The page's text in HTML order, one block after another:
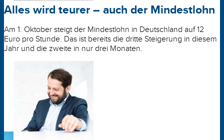
Alles wird teurer – auch der Mindestlohn
Am 1. Oktober steigt der Mindestlohn in Deutschland auf 12
Euro pro Stunde. Das ist bereits die dritte Steigerung in diesem
Jahr und die zweite in nur drei Monaten.